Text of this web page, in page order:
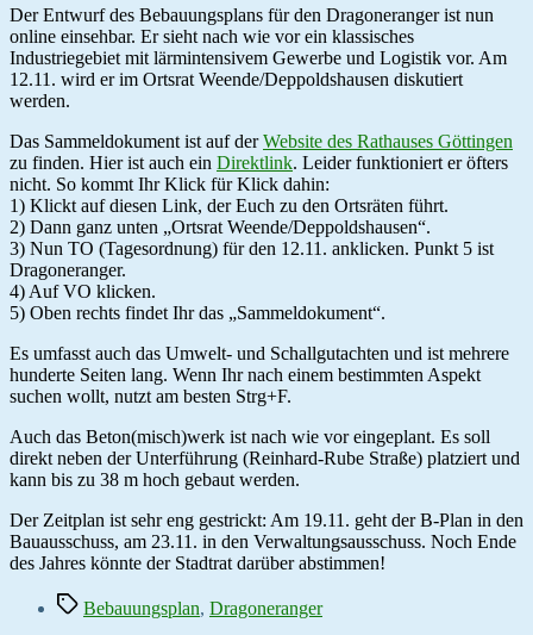
liegt
vor!!!
Der Entwurf des Bebauungsplans für den Dragoneranger ist nun
online einsehbar. Er sieht nach wie vor ein klassisches
Industriegebiet mit lärmintensivem Gewerbe und Logistik vor. Am
12.11. wird er im Ortsrat Weende/Deppoldshausen diskutiert
werden.
Das Sammeldokument ist auf derWebsite des Rathauses Göttingen
zu finden. Hier ist auch ein Direktlink. Leider funktioniert er öfters
nicht. So kommt Ihr Klick für Klick dahin:
1) Klickt auf diesen Link, der Euch zu den Ortsräten führt.
2) Dann ganz unten „Ortsrat Weende/Deppoldshausen“.
3) Nun TO (Tagesordnung) für den 12.11. anklicken. Punkt 5 ist
Dragoneranger.
4) Auf VO klicken.
5) Oben rechts findet Ihr das „Sammeldokument“.
Es umfasst auch das Umwelt- und Schallgutachten und ist mehrere
hunderte Seiten lang. Wenn Ihr nach einem bestimmten Aspekt
suchen wollt, nutzt am besten Strg+F.
Auch das Beton(misch)werk ist nach wie vor eingeplant. Es soll
direkt neben der Unterführung (Reinhard-Rube Straße) platziert und
kann bis zu 38 m hoch gebaut werden.
Der Zeitplan ist sehr eng gestrickt: Am 19.11. geht der B-Plan in den
Bauausschuss, am 23.11. in den Verwaltungsausschuss. Noch Ende
des Jahres könnte der Stadtrat darüber abstimmen!
Schlagwörter
Bebauungsplan, Dragoneranger